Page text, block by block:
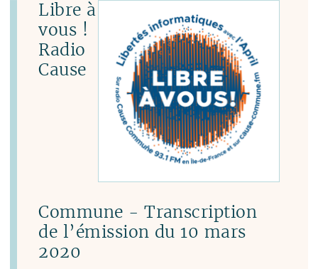
Libre à
vous !
Radio
Cause
Commune - Transcription
de l’émission du 10 mars
2020